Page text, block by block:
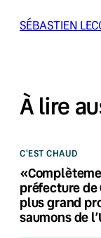
SÉBASTIEN
À lire
C'EST CHAUD
préfecture de
plus grand
saumons de